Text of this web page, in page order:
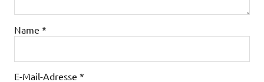
Name *
E-Mail-Adresse *